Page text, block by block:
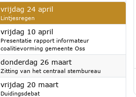
vrijdag 24 april
Lintjesregen
vrijdag 10 april
Presentatie rapport informateur
coalitievorming gemeente Oss
donderdag 26 maart2026
Zitting van het centraal stembureau
vrijdag 20 maart2026
Duidingsdebat